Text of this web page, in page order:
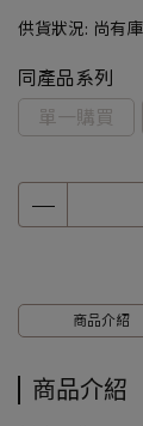
供貨狀況: 尚有
同產品系列
單一購買
商品介紹
商品介紹